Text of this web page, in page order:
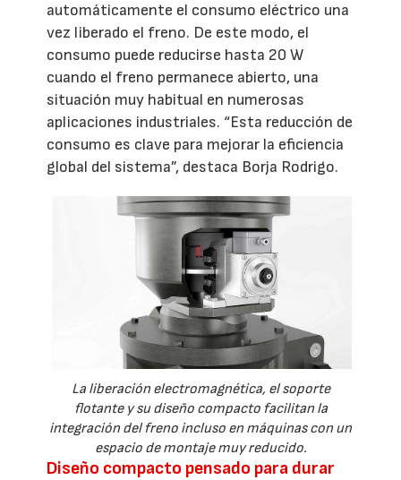
automáticamente el consumo eléctrico una
vez liberado el freno. De este modo, el
consumo puede reducirse hasta 20 W
cuando el freno permanece abierto, una
situación muy habitual en numerosas
aplicaciones industriales. “Esta reducción de
consumo es clave para mejorar la eficiencia
global del sistema”, destaca Borja Rodrigo.
La liberación electromagnética, el soporte
flotante y su diseño compacto facilitan la
integración del freno incluso en máquinas con un
espacio de montaje muy reducido.
Diseño compacto pensado para durar